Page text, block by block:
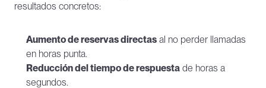
resultados concretos:
Aumento de reservas directas al no perder llamadas
en horas punta.
Reducción del tiempo de respuesta de horas a
segundos.